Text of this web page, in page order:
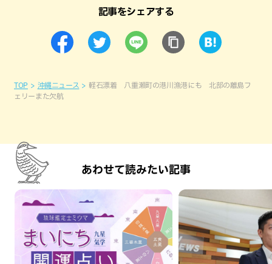
記事をシェアする
TOP 沖縄ニュース
軽石漂着 八重瀬町の港川漁港にも 北部の離島フ
ェリーまた欠航
あわせて読みたい記事